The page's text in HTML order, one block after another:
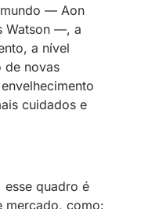
— Aon
Watson —, a
a nível
de novas
cuidados e
esse quadro é
mercado, como: